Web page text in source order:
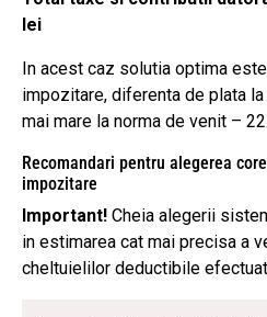
lei
In acest caz solutia optima
impozitare, diferenta de plata
mai mare la norma de venit –
Recomandari pentru alegerea
impozitare
Important! Cheia alegerii
in estimarea cat mai precisa a
cheltuielilor deductibile